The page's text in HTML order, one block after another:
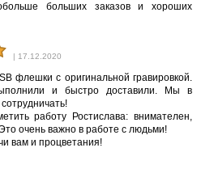
больших заказов и хороших
| 17.12.2020
флешки с оригинальной гравировкой.
и быстро доставили. Мы в
работу Ростислава: внимателен,
очень важно в работе с людьми!
вам и процветания!